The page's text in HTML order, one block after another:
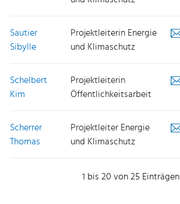
Sautier
Sibylle
Projektleiterin Energie
und Klimaschutz
Schelbert
Kim
Projektleiterin
Öffentlichkeitsarbeit
Scherrer
Thomas
Projektleiter Energie
und Klimaschutz
1 bis 20 von 25 Einträgen